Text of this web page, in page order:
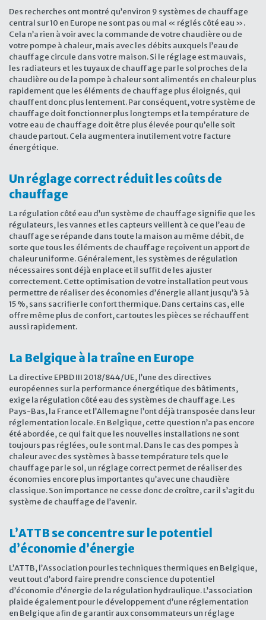
Des recherches ont montré qu’environ 9 systèmes de chauffage
central sur 10 en Europe ne sont pas ou mal « réglés côté eau ».
Cela n’a rien à voir avec la commande de votre chaudière ou de
votre pompe à chaleur, mais avec les débits auxquels l’eau de
chauffage circule dans votre maison. Si le réglage est mauvais,
les radiateurs et les tuyaux de chauffage par le sol proches de la
chaudière ou de la pompe à chaleur sont alimentés en chaleur plus
rapidement que les éléments de chauffage plus éloignés, qui
chauffent donc plus lentement. Par conséquent, votre système de
chauffage doit fonctionner plus longtemps et la température de
votre eau de chauffage doit être plus élevée pour qu’elle soit
chaude partout. Cela augmentera inutilement votre facture
énergétique.
Un réglage correct réduit les coûts de
chauffage
La régulation côté eau d’un système de chauffage signifie que les
régulateurs, les vannes et les capteurs veillent à ce que l’eau de
chauffage se répande dans toute la maison au même débit, de
sorte que tous les éléments de chauffage reçoivent un apport de
chaleur uniforme. Généralement, les systèmes de régulation
nécessaires sont déjà en place et il suffit de les ajuster
correctement. Cette optimisation de votre installation peut vous
permettre de réaliser des économies d’énergie allant jusqu’à 5 à
15 %, sans sacrifier le confort thermique. Dans certains cas, elle
offre même plus de confort, car toutes les pièces se réchauffent
aussi rapidement.
La Belgique à la traîne en Europe
La directive EPBD III 2018/844/UE, l’une des directives
européennes sur la performance énergétique des bâtiments,
exige la régulation côté eau des systèmes de chauffage. Les
Pays-Bas, la France et l’Allemagne l’ont déjà transposée dans leur
réglementation locale. En Belgique, cette question n’a pas encore
été abordée, ce qui fait que les nouvelles installations ne sont
toujours pas réglées, ou le sont mal. Dans le cas des pompes à
chaleur avec des systèmes à basse température tels que le
chauffage par le sol, un réglage correct permet de réaliser des
économies encore plus importantes qu’avec une chaudière
classique. Son importance ne cesse donc de croître, car il s’agit du
système de chauffage de l’avenir.
L’ATTB se concentre sur le potentiel
d’économie d’énergie
L’ATTB, l’Association pour les techniques thermiques en Belgique,
veut tout d’abord faire prendre conscience du potentiel
d’économie d’énergie de la régulation hydraulique. L’association
plaide également pour le développement d’une réglementation
en Belgique afin de garantir aux consommateurs un réglage